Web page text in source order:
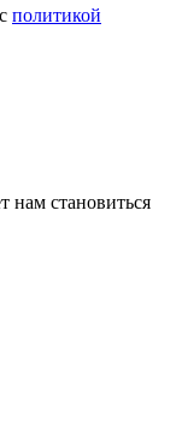
политикой
становиться